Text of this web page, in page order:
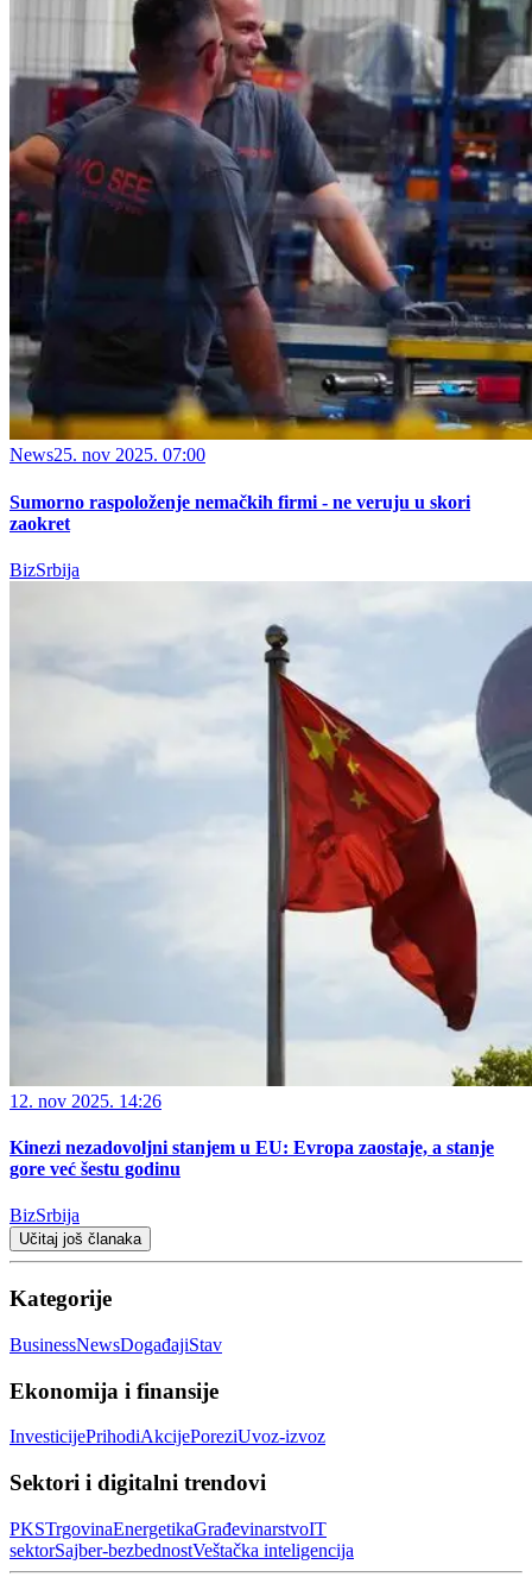
News25. nov 2025. 07:00
Sumorno raspoloženje nemačkih firmi - ne veruju u skori
zaokret
BizSrbija
12. nov 2025. 14:26
Kinezi nezadovoljni stanjem u EU: Evropa zaostaje, a stanje
gore već šestu godinu
BizSrbija
Učitaj još članaka
Kategorije
BusinessNewsDogađajiStav
Ekonomija i finansije
InvesticijePrihodiAkcijePoreziUvoz-izvoz
Sektori i digitalni trendovi
PKSTrgovinaEnergetikaGrađevinarstvoIT
sektorSajber‑bezbednostVeštačka inteligencija